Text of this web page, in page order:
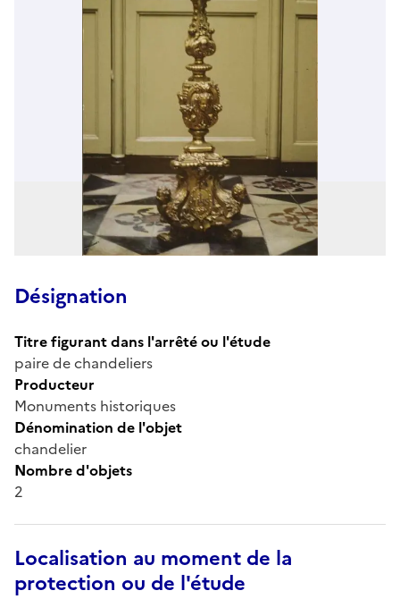
Désignation
Titre figurant dans l'arrêté ou l'étude
paire de chandeliers
Producteur
Monuments historiques
Dénomination de l'objet
chandelier
Nombre d'objets
2
Localisation au moment de la
protection ou de l'étude